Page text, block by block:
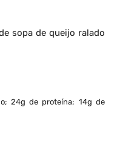
sopa de queijo ralado
24g de proteína; 14g de